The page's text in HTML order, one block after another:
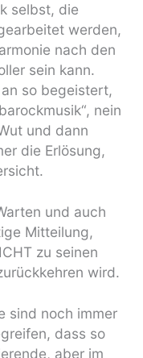
selbst, die
werden,
nach den
sein kann.
so begeistert,
nein
und dann
die Erlösung,
und auch
Mitteilung,
zu seinen
wird.
sind noch immer
dass so
aber im